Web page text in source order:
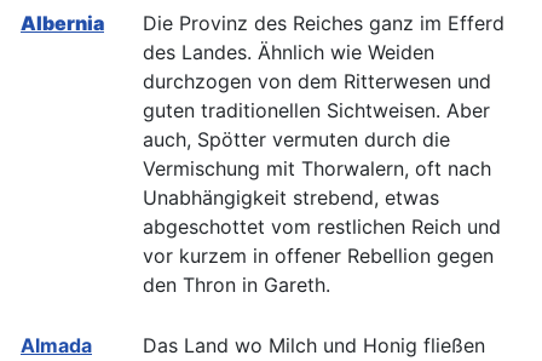
Albernia
Die Provinz des Reiches ganz im Efferd
des Landes. Ähnlich wie Weiden
durchzogen von dem Ritterwesen und
guten traditionellen Sichtweisen. Aber
auch, Spötter vermuten durch die
Vermischung mit Thorwalern, oft nach
Unabhängigkeit strebend, etwas
abgeschottet vom restlichen Reich und
vor kurzem in offener Rebellion gegen
den Thron in Gareth.
Almada
Das Land wo Milch und Honig fließen